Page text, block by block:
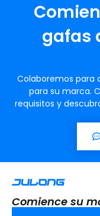
gafas
Colaboremos para
para su marca.
requisitos y
Comience su